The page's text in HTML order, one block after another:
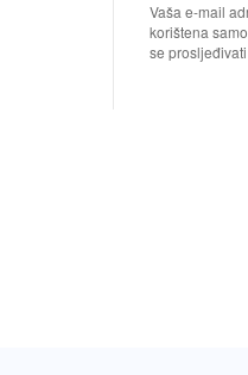
Vaša e-mail
korištena
se